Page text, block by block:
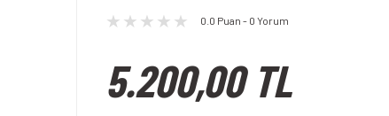
0.0 Puan - 0 Yorum
5.200,00 TL